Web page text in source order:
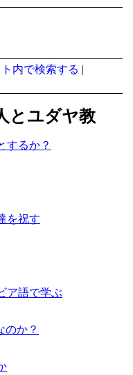
内で検索する |
とユダヤ教
するか？
を祝す
ア語で学ぶ
のか？